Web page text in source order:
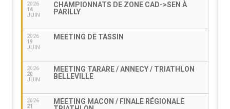
2026
14
JUIN
CHAMPIONNATS DE ZONE CAD->SEN À
PARILLY
2026
19
JUIN
MEETING DE TASSIN
2026
20
JUIN
MEETING TARARE / ANNECY / TRIATHLON
BELLEVILLE
2026
21
MEETING MACON / FINALE RÉGIONALE